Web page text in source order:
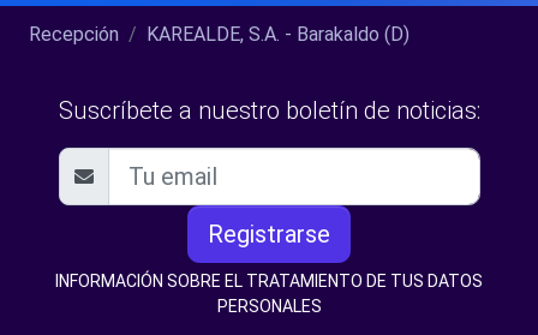
Recepción KAREALDE, S.A. - Barakaldo (D)
Suscríbete a nuestro boletín de noticias:
Registrarse
INFORMACIÓN SOBRE EL TRATAMIENTO DE TUS DATOS
PERSONALES